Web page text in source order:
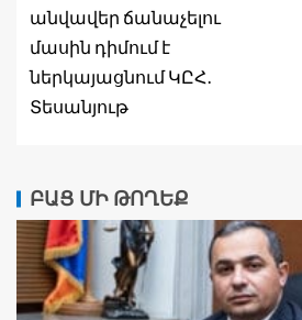
անվավեր ճանաչելու
մասին դիմում է
ներկայացնում ԿԸՀ․
Տեսանյութ
ԲԱՑ ՄԻ ԹՈՂԵՔ